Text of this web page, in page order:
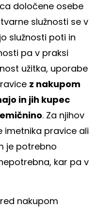
določene osebe
služnosti se v
služnosti poti in
pa v praksi
užitka, uporabe
z nakupom
in jih kupec
. Za njihov
imetnika pravice ali
je potrebno
kar pa v
nakupom